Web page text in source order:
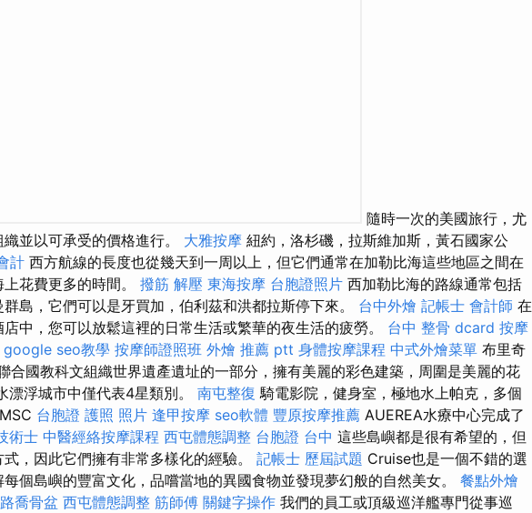
隨時一次的美國旅行，尤
並以可承受的價格進行。 大雅按摩 紐約，洛杉磯，拉斯維加斯，黃石國家公
計 西方航線的長度也從幾天到一周以上，但它們通常在加勒比海這些地區之間在
花費更多的時間。 撥筋 解壓 東海按摩 台胞證照片 西加勒比海的路線通常包括
島，它們可以是牙買加，伯利茲和洪都拉斯停下來。 台中外燴 記帳士 會計師 在
中，您可以放鬆這裡的日常生活或繁華的夜生活的疲勞。 台中 整骨 dcard 按摩
google seo教學 按摩師證照班 外燴 推薦 ptt 身體按摩課程 中式外燴菜單 布里奇
國教科文組織世界遺產遺址的一部分，擁有美麗的彩色建築，周圍是美麗的花
漂浮城市中僅代表4星類別。 南屯整復 騎電影院，健身室，極地水上帕克，多個
台胞證 護照 照片 逢甲按摩 seo軟體 豐原按摩推薦 AUEREA水療中心完成了
術士 中醫經絡按摩課程 西屯體態調整 台胞證 台中 這些島嶼都是很有希望的，但
，因此它們擁有非常多樣化的經驗。 記帳士 歷屆試題 Cruise也是一個不錯的選
個島嶼的豐富文化，品嚐當地的異國食物並發現夢幻般的自然美女。 餐點外燴
喬骨盆 西屯體態調整 筋師傅 關鍵字操作 我們的員工或頂級巡洋艦專門從事巡